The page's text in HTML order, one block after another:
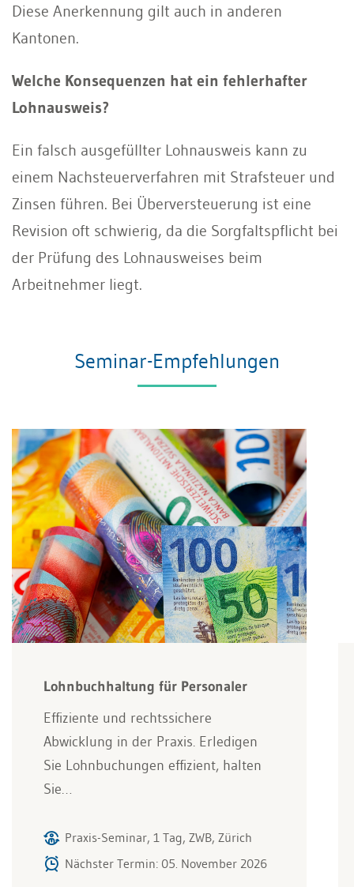
Diese Anerkennung gilt auch in anderen
Kantonen.
Welche Konsequenzen hat ein fehlerhafter
Lohnausweis?
Ein falsch ausgefüllter Lohnausweis kann zu
einem Nachsteuerverfahren mit Strafsteuer und
Zinsen führen. Bei Überversteuerung ist eine
Revision oft schwierig, da die Sorgfaltspflicht bei
der Prüfung des Lohnausweises beim
Arbeitnehmer liegt.
Seminar-Empfehlungen
Lohnbuchhaltung für Personaler
Effiziente und rechtssichere
Abwicklung in der Praxis. Erledigen
Sie Lohnbuchungen effizient, halten
Sie…
Praxis-Seminar, 1 Tag, ZWB, Zürich
Nächster Termin: 05. November 2026